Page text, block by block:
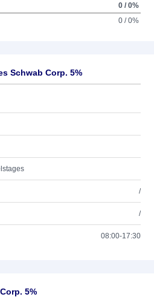
0 / 0%
0 / 0%
Schwab Corp. 5%
/
/
08:00-17:30
5%